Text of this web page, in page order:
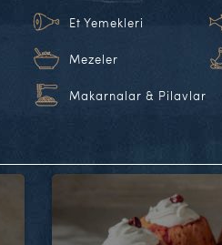
Et Yemekleri
Mezeler
Makarnalar & Pilavlar